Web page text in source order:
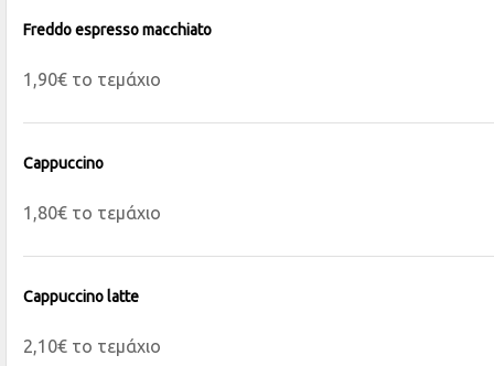
Freddo espresso macchiato
1,90€ το τεμάχιο
Cappuccino
1,80€ το τεμάχιο
Cappuccino latte
2,10€ το τεμάχιο